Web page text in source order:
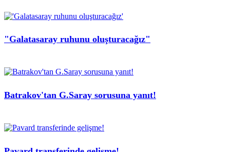
"Galatasaray ruhunu oluşturacağız"
Batrakov'tan G.Saray sorusuna yanıt!